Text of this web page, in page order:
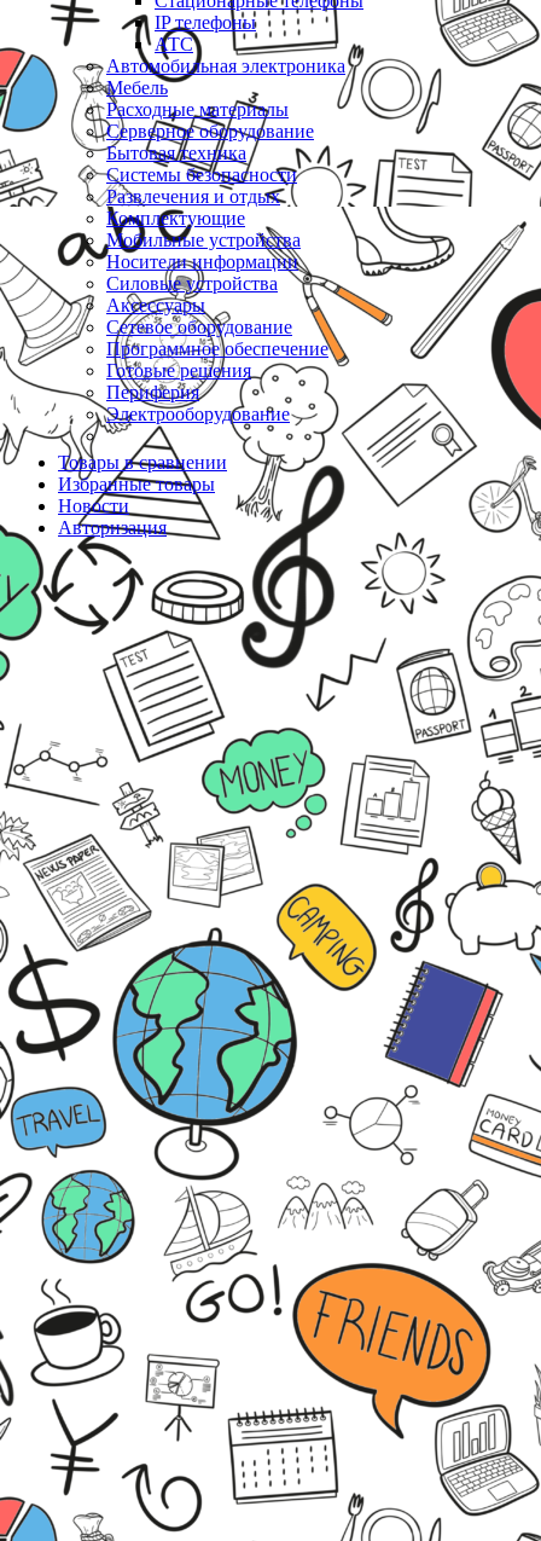
IP телефоны
АТС
Автомобильная электроника
Мебель
Расходные материалы
Серверное оборудование
Бытовая техника
Системы безопасности
Развлечения и отдых
Комплектующие
Мобильные устройства
Носители информации
Силовые устройства
Аксессуары
Сетевое оборудование
Программное обеспечение
Готовые решения
Периферия
Электрооборудование
Товары в сравнении
Избранные товары
Новости
Авторизация